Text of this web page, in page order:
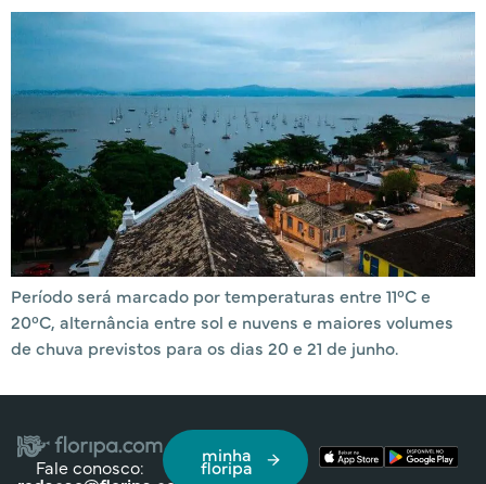
Período será marcado por temperaturas entre 11°C e
20°C, alternância entre sol e nuvens e maiores volumes
de chuva previstos para os dias 20 e 21 de junho.
Fale conosco:
minha
floripa